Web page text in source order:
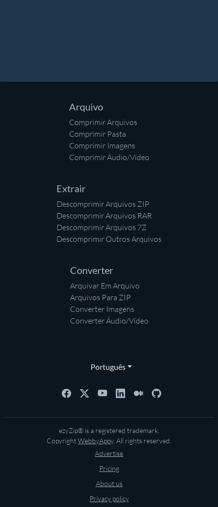
Arquivo
Comprimir Arquivos
Comprimir Pasta
Comprimir Imagens
Comprimir Áudio/Vídeo
Extrair
Descomprimir Arquivos ZIP
Descomprimir Arquivos RAR
Descomprimir Arquivos 7Z
Descomprimir Outros Arquivos
Converter
Arquivar Em Arquivo
Arquivos Para ZIP
Converter Imagens
Converter Áudio/Vídeo
Português
ezyZip® is a registered trademark.
CopyrightWebbyAppy. All rights reserved.
Advertise
Pricing
About us
Privacy policy